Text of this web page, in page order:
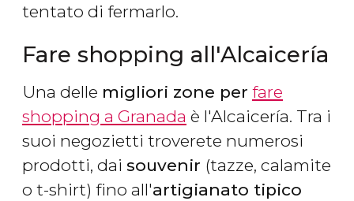
tentato di fermarlo.
Fare shopping all'Alcaicería
Una delle migliori zone per fare
shopping a Granada è l'Alcaicería. Tra i
suoi negozietti troverete numerosi
prodotti, dai souvenir (tazze, calamite
o t-shirt) fino all'artigianato tipico